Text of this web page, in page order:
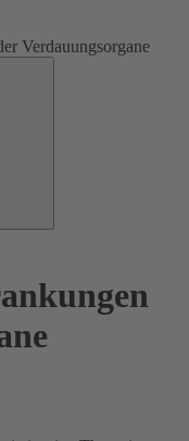
Verdauungsorgane